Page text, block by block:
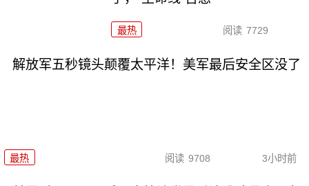
最热 阅读 7729
解放军五秒镜头颠覆太平洋！美军最后安全区没了
最热 阅读 9708 3小时前